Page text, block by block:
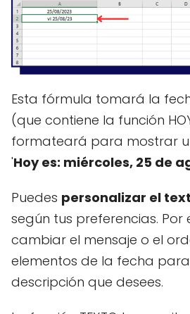
Esta fórmula tomará la
(que contiene la función
formateará para mostrar
'Hoy es: miércoles, 25 de
Puedes personalizar el
según tus preferencias. Por
cambiar el mensaje o el
elementos de la fecha
descripción que desees.